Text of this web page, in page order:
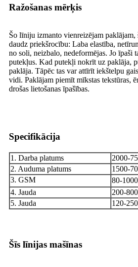
Ražošanas mērķis
Šo līniju izmanto vienreizējam
daudz priekšrocību: Laba elastība,
no soli, neizbalo, nedeformējas. Jo īpaši
putekļus. Kad putekļi nokrīt uz paklāja,
paklāja. Tāpēc tas var attīrīt iekštelpu
vidi. Paklājam piemīt mīkstas tekstūras,
drošas lietošanas īpašības.
Specifikācija
1. Darba platums
2000-
2. Auduma platums
1500-
3. GSM
80-
4. Jauda
200-
5. Jauda
120-
Šīs līnijas mašīnas